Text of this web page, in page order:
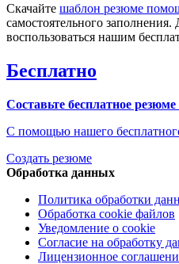
Скачайте шаблон резюме
самостоятельного
воспользоваться нашим
Бесплатно
Составьте бесплатное
С помощью нашего
Создать резюме
Обработка данных
Политика обработки
Обработка cookie файлов
Уведомление о cookie
Согласие на обработку
Лицензионное